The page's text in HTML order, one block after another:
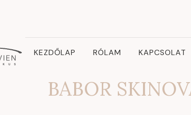
KEZDŐLAP RÓLAM KAPCSOLAT
BABOR